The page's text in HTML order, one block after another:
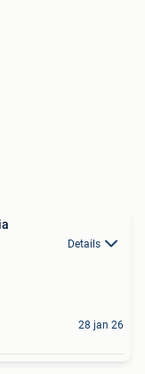
Details
28 jan 26